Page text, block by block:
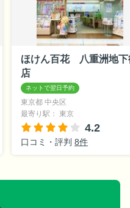
ほけん百花 八重洲地下
店
東京都 中央区
最寄り駅： 東京
4.2
口コミ・評判 8件